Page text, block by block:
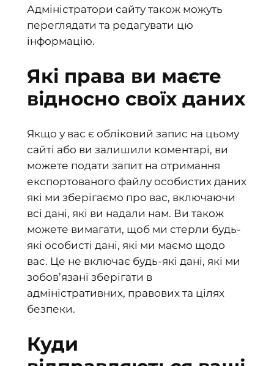
Адміністратори сайту також можуть
переглядати та редагувати цю
інформацію.
Які права ви маєте
відносно своїх даних
Якщо у вас є обліковий запис на цьому
сайті або ви залишили коментарі, ви
можете подати запит на отримання
експортованого файлу особистих даних
які ми зберігаємо про вас, включаючи
всі дані, які ви надали нам. Ви також
можете вимагати, щоб ми стерли будь-
які особисті дані, які ми маємо щодо
вас. Це не включає будь-які дані, які ми
зобов’язані зберігати в
адміністративних, правових та цілях
безпеки.
Куди